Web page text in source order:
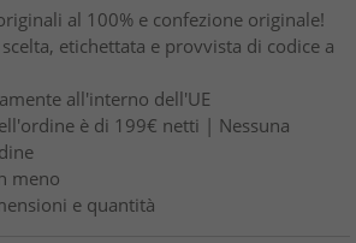
al 100% e confezione originale!
etichettata e provvista di codice a
all'interno dell'UE
è di 199€ netti | Nessuna
meno
e quantità